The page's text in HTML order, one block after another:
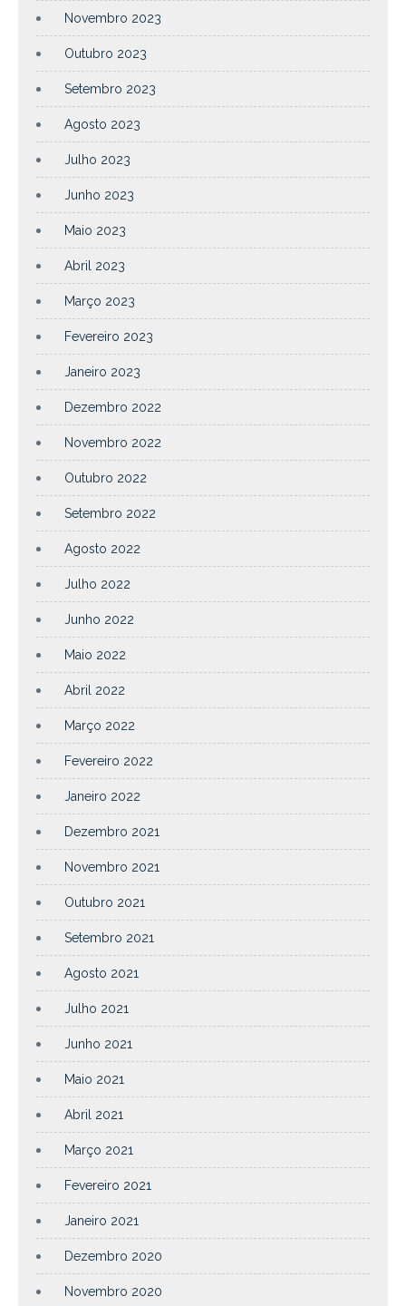
Novembro 2023
Outubro 2023
Setembro 2023
Agosto 2023
Julho 2023
Junho 2023
Maio 2023
Abril 2023
Março 2023
Fevereiro 2023
Janeiro 2023
Dezembro 2022
Novembro 2022
Outubro 2022
Setembro 2022
Agosto 2022
Julho 2022
Junho 2022
Maio 2022
Abril 2022
Março 2022
Fevereiro 2022
Janeiro 2022
Dezembro 2021
Novembro 2021
Outubro 2021
Setembro 2021
Agosto 2021
Julho 2021
Junho 2021
Maio 2021
Abril 2021
Março 2021
Fevereiro 2021
Janeiro 2021
Dezembro 2020
Novembro 2020